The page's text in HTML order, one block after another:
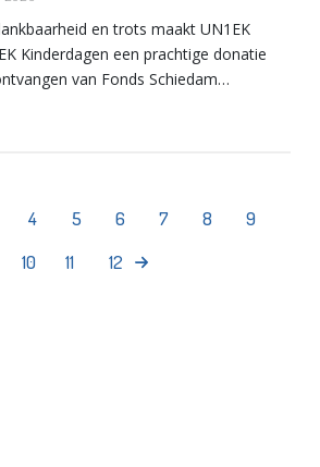
en trots maakt UN1EK
Kinderdagen een prachtige donatie
van Fonds Schiedam
4 5 6 7 8
9
10
11 12